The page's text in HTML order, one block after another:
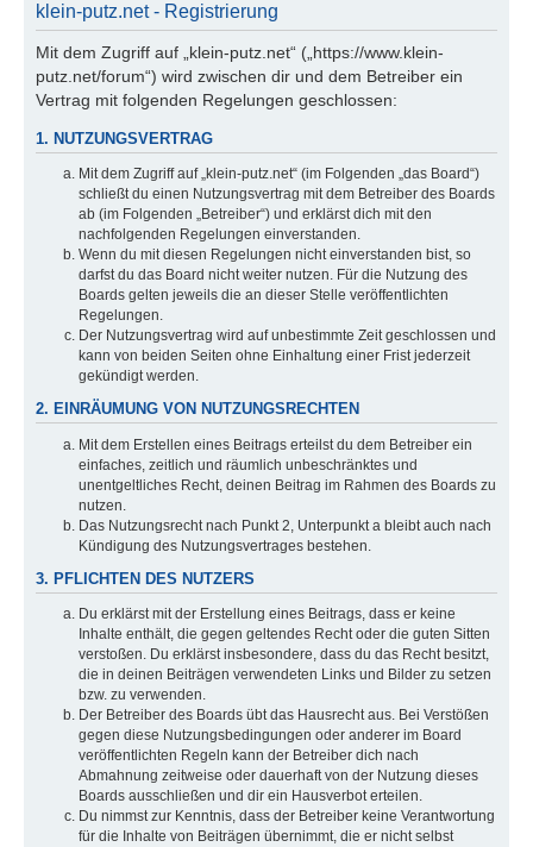
klein-putz.net - Registrierung
Mit dem Zugriff auf „klein-putz.net“ („https://www.klein-
putz.net/forum“) wird zwischen dir und dem Betreiber ein
Vertrag mit folgenden Regelungen geschlossen:
1. NUTZUNGSVERTRAG
Mit dem Zugriff auf „klein-putz.net“ (im Folgenden „das Board“)
schließt du einen Nutzungsvertrag mit dem Betreiber des Boards
ab (im Folgenden „Betreiber“) und erklärst dich mit den
nachfolgenden Regelungen einverstanden.
Wenn du mit diesen Regelungen nicht einverstanden bist, so
darfst du das Board nicht weiter nutzen. Für die Nutzung des
Boards gelten jeweils die an dieser Stelle veröffentlichten
Regelungen.
Der Nutzungsvertrag wird auf unbestimmte Zeit geschlossen und
kann von beiden Seiten ohne Einhaltung einer Frist jederzeit
gekündigt werden.
2. EINRÄUMUNG VON NUTZUNGSRECHTEN
Mit dem Erstellen eines Beitrags erteilst du dem Betreiber ein
einfaches, zeitlich und räumlich unbeschränktes und
unentgeltliches Recht, deinen Beitrag im Rahmen des Boards zu
nutzen.
Das Nutzungsrecht nach Punkt 2, Unterpunkt a bleibt auch nach
Kündigung des Nutzungsvertrages bestehen.
3. PFLICHTEN DES NUTZERS
Du erklärst mit der Erstellung eines Beitrags, dass er keine
Inhalte enthält, die gegen geltendes Recht oder die guten Sitten
verstoßen. Du erklärst insbesondere, dass du das Recht besitzt,
die in deinen Beiträgen verwendeten Links und Bilder zu setzen
bzw. zu verwenden.
Der Betreiber des Boards übt das Hausrecht aus. Bei Verstößen
gegen diese Nutzungsbedingungen oder anderer im Board
veröffentlichten Regeln kann der Betreiber dich nach
Abmahnung zeitweise oder dauerhaft von der Nutzung dieses
Boards ausschließen und dir ein Hausverbot erteilen.
Du nimmst zur Kenntnis, dass der Betreiber keine Verantwortung
für die Inhalte von Beiträgen übernimmt, die er nicht selbst